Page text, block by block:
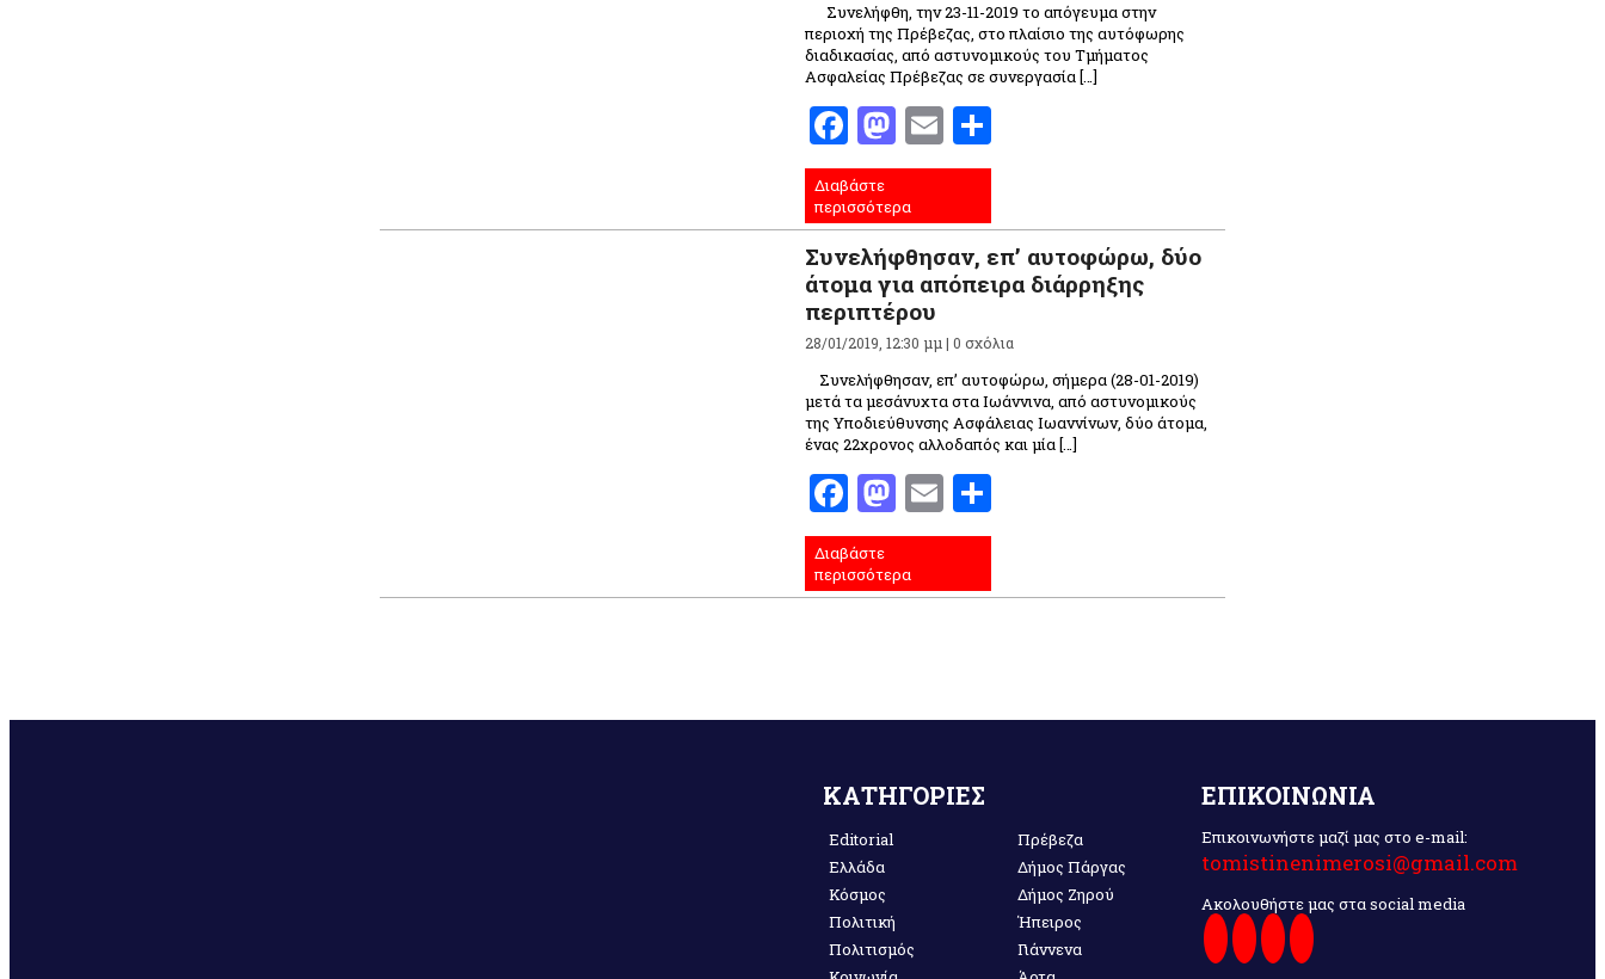
Συνελήφθη, την 23-11-2019 το απόγευμα στην
περιοχή της Πρέβεζας, στο πλαίσιο της αυτόφωρης
διαδικασίας, από αστυνομικούς του Τμήματος
Ασφαλείας Πρέβεζας σε συνεργασία […]
Facebook
Mastodon
Email
Διαβάστε
περισσότερα
Συνελήφθησαν, επ’ αυτοφώρω, δύο
άτομα για απόπειρα διάρρηξης
περιπτέρου
28/01/2019, 12:30 μμ |0 σχόλια
Συνελήφθησαν, επ’ αυτοφώρω, σήμερα (28-01-2019)
μετά τα μεσάνυχτα στα Ιωάννινα, από αστυνομικούς
της Υποδιεύθυνσης Ασφάλειας Ιωαννίνων, δύο άτομα,
ένας 22χρονος αλλοδαπός και μία […]
Facebook
Mastodon
Email
Διαβάστε
περισσότερα
ΚΑΤΗΓΟΡΙΕΣ
Editorial
Ελλάδα
Κόσμος
Πολιτική
Πολιτισμός
Πρέβεζα
Δήμος Πάργας
Δήμος Ζηρού
Ήπειρος
Γιάννενα
ΕΠΙΚΟΙΝΩΝΙΑ
Επικοινωνήστε μαζί μας στο e-mail:
tomistinenimerosi@gmail.com
Ακολουθήστε μας στα social media